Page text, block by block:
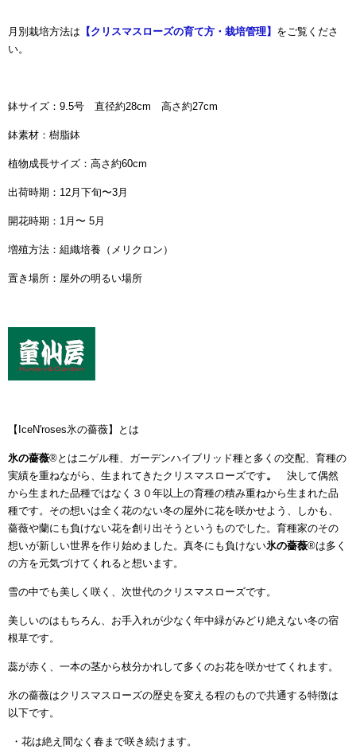
月別栽培方法は 【クリスマスローズの育て方・栽培管理】 をご覧くださ
い。
鉢サイズ：9.5号 直径約28cm 高さ約27cm
鉢素材：樹脂鉢
植物成長サイズ：高さ約60cm
出荷時期：12月下旬〜3月
開花時期：1月〜 5月
増殖方法：組織培養（メリクロン）
置き場所：屋外の明るい場所
【IceN'roses氷の薔薇】とは
氷の薔薇®とはニゲル種、ガーデンハイブリッド種と多くの交配、育種の
実績を重ねながら、生まれてきたクリスマスローズです。 決して偶然
から生まれた品種ではなく３０年以上の育種の積み重ねから生まれた品
種です。その想いは全く花のない冬の屋外に花を咲かせよう、しかも、
薔薇や蘭にも負けない花を創り出そうというものでした。育種家のその
想いが新しい世界を作り始めました。真冬にも負けない氷の薔薇®は多く
の方を元気づけてくれると想います。
雪の中でも美しく咲く、次世代のクリスマスローズです。
美しいのはもちろん、お手入れが少なく年中緑がみどり絶えない冬の宿
根草です。
蕊が赤く、一本の茎から枝分かれして多くのお花を咲かせてくれます。
氷の薔薇はクリスマスローズの歴史を変える程のもので共通する特徴は
以下です。
・花は絶え間なく春まで咲き続けます。